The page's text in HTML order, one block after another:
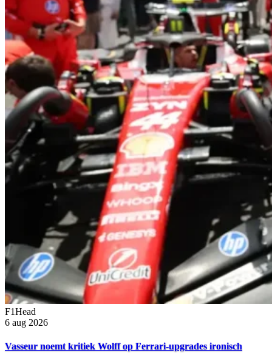
F1Head
6 aug 2026
Vasseur noemt kritiek Wolff op Ferrari-upgrades ironisch